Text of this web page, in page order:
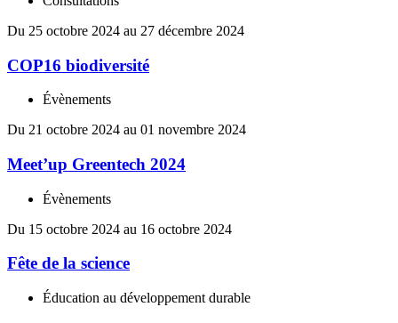
Du 25 octobre 2024 au 27 décembre 2024
COP16 biodiversité
Évènements
Du 21 octobre 2024 au 01 novembre 2024
Meet’up Greentech 2024
Évènements
Du 15 octobre 2024 au 16 octobre 2024
Fête de la science
Éducation au développement durable